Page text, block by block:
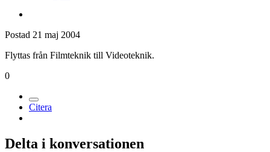
Postad 21 maj 2004
Flyttas från Filmteknik till Videoteknik.
0
Citera
Delta i konversationen